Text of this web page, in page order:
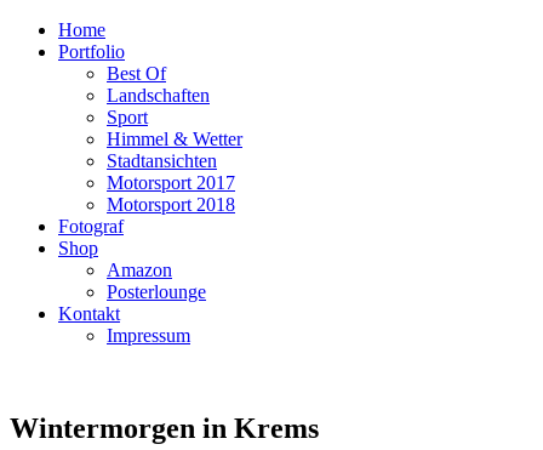
Home
Portfolio
Best Of
Landschaften
Sport
Himmel & Wetter
Stadtansichten
Motorsport 2017
Motorsport 2018
Fotograf
Shop
Amazon
Posterlounge
Kontakt
Impressum
Wintermorgen in Krems